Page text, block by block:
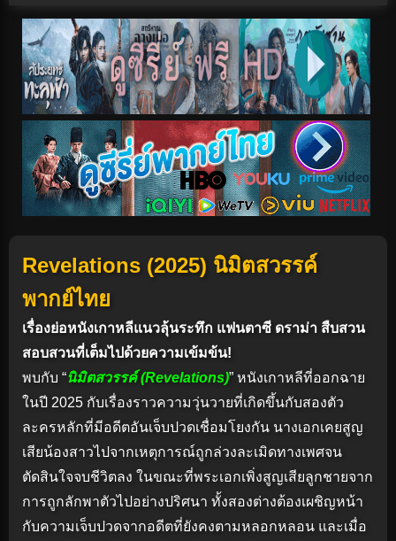
Revelations (2025) นิมิตสวรรค์
พากย์ไทย
เรื่องย่อหนังเกาหลีแนวลุ้นระทึก แฟนตาซี ดราม่า สืบสวน
สอบสวนที่เต็มไปด้วยความเข้มข้น!
พบกับ “นิมิตสวรรค์ (Revelations)” หนังเกาหลีที่ออกฉาย
ในปี 2025 กับเรื่องราวความวุ่นวายที่เกิดขึ้นกับสองตัว
ละครหลักที่มีอดีตอันเจ็บปวดเชื่อมโยงกัน นางเอกเคยสูญ
เสียน้องสาวไปจากเหตุการณ์ถูกล่วงละเมิดทางเพศจน
ตัดสินใจจบชีวิตลง ในขณะที่พระเอกเพิ่งสูญเสียลูกชายจาก
การถูกลักพาตัวไปอย่างปริศนา ทั้งสองต่างต้องเผชิญหน้า
กับความเจ็บปวดจากอดีตที่ยังคงตามหลอกหลอน และเมื่อ